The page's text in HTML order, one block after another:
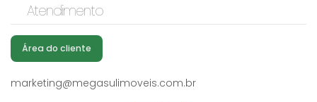
Atendimento
Área do cliente
marketing@megasulimoveis.com.br